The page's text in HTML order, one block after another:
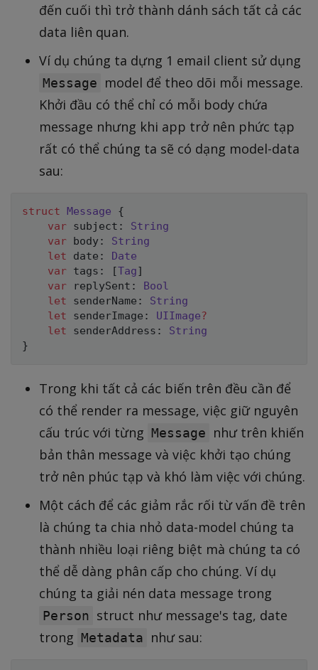
đến cuối thì trở thành dánh sách tất cả các
data liên quan.
Ví dụ chúng ta dựng 1 email client sử dụng
Message
model để theo dõi mỗi message.
Khởi đầu có thể chỉ có mỗi body chứa
message nhưng khi app trở nên phức tạp
rất có thể chúng ta sẽ có dạng model-data
sau:
struct Message
{
var subject :
String
var body:
String
let date :
Date
var tags : [Tag]
var replySent :
Bool
let senderName :
String
let senderImage : UIImage?
let senderAddress :
String
}
Trong khi tất cả các biến trên đều cần để
có thể render ra message, việc giữ nguyên
cấu trúc với từng Message
như trên khiến
bản thân message và việc khởi tạo chúng
trở nên phúc tạp và khó làm việc với chúng.
Một cách để các giảm rắc rối từ vấn đề trên
là chúng ta chia nhỏ data-model chúng ta
thành nhiều loại riêng biệt mà chúng ta có
thể dễ dàng phân cấp cho chúng. Ví dụ
chúng ta giải nén data message trong
Person struct như message's tag, date
trong Metadata như sau: